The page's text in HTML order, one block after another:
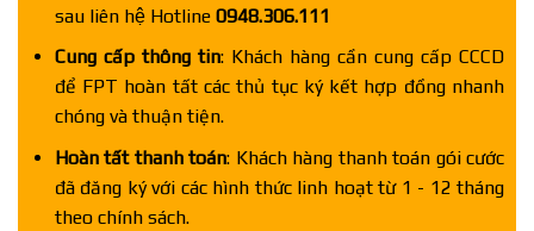
sau liên hệ Hotline 0948.306.111
Cung cấp thông tin: Khách hàng cần cung cấp CCCD
để FPT hoàn tất các thủ tục ký kết hợp đồng nhanh
chóng và thuận tiện.
Hoàn tất thanh toán: Khách hàng thanh toán gói cước
đã đăng ký với các hình thức linh hoạt từ 1 - 12 tháng
theo chính sách.